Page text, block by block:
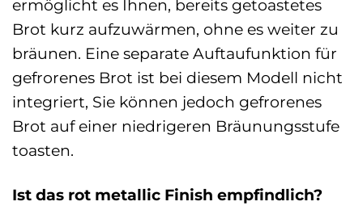
ermöglicht es Ihnen, bereits getoastetes
Brot kurz aufzuwärmen, ohne es weiter zu
bräunen. Eine separate Auftaufunktion für
gefrorenes Brot ist bei diesem Modell nicht
integriert, Sie können jedoch gefrorenes
Brot auf einer niedrigeren Bräunungsstufe
toasten.
Ist das rot metallic Finish empfindlich?